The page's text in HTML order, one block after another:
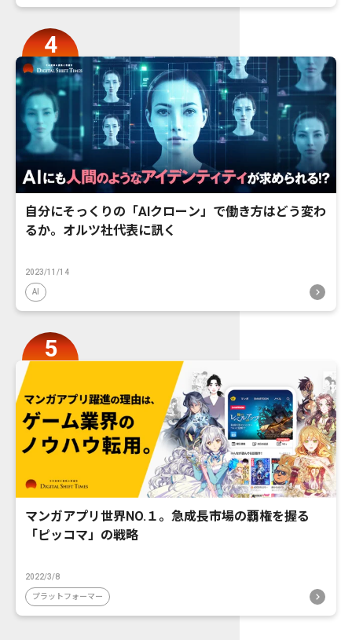
自分にそっくりの「AIクローン」で働き方はどう変わ
るか。オルツ社代表に訊く
2023/11/14
AI
マンガアプリ世界NO.１。急成長市場の覇権を握る
「ピッコマ」の戦略
2022/3/8
プラットフォーマー